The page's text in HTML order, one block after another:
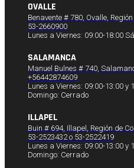
OVALLE
Benavente # 780, Ovalle,
53-2660900
Lunes a Viernes: 09:00-18:00
SALAMANCA
Manuel Bulnes # 740,
+56442874609
Lunes a Viernes: 09:00-13:00 y
Domingo: Cerrado
ILLAPEL
Buin # 694, Illapel, Región de
53-2523432 o 53-2522419
Lunes a Viernes: 09:00-13:00 y
Domingo: Cerrado